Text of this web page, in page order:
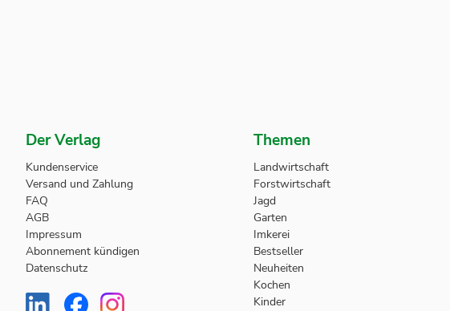
Der Verlag
Kundenservice
Versand und Zahlung
FAQ
AGB
Impressum
Abonnement kündigen
Datenschutz
Themen
Landwirtschaft
Forstwirtschaft
Jagd
Garten
Imkerei
Bestseller
Neuheiten
Kochen
Kinder